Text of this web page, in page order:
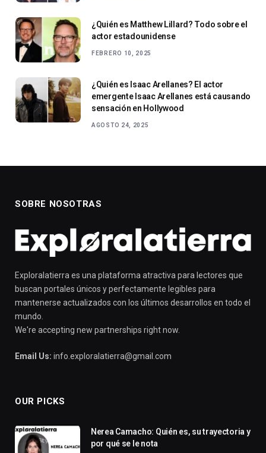
¿Quién es Matthew Lillard? Todo sobre el
actor estadounidense
FEBRERO 10, 2025
¿Quién es Isaac Arellanes? El actor
emergente Isaac Arellanes está causando
sensación en Hollywood
AGOSTO 24, 2025
SOBRE NOSOTRAS
Exploralatierra es una plataforma atractiva para lectores que
buscan portales únicos y perfectamente legibles para
mantenerse actualizados con los últimos desarrollos en todo el
mundo.
We're accepting new partnerships right now.
Email Us: info.exploralatierra@gmail.com
OUR PICKS
Nerea Camacho: Quién es, su trayectoria y
por qué se le nota